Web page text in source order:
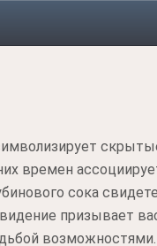
времен
сока
призывает
возможностями.